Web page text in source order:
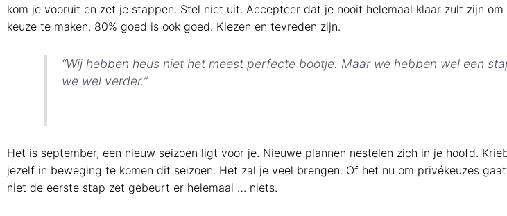
kom je vooruit en zet je stappen. Stel niet uit. Accepteer dat je nooit helemaal klaar zult zijn
keuze te maken. 80% goed is ook goed. Kiezen en tevreden zijn.
“Wij hebben heus niet het meest perfecte bootje. Maar we hebben wel een
we wel verder.”
Het is september, een nieuw seizoen ligt voor je. Nieuwe plannen nestelen zich in je hoofd.
jezelf in beweging te komen dit seizoen. Het zal je veel brengen. Of het nu om privékeuzes
niet de eerste stap zet gebeurt er helemaal … niets.